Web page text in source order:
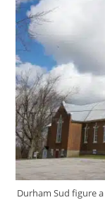
Durham Sud figure